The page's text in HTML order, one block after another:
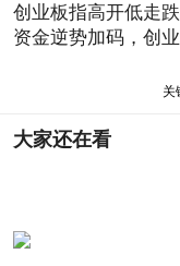
创业板指高开低走跌
资金逆势加码，创
关
大家还在看